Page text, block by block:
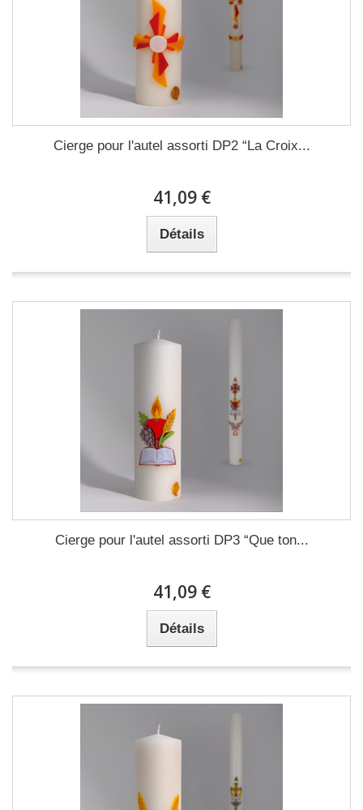
Cierge pour l'autel assorti DP2 “La Croix...
41,09 €
Détails
Cierge pour l'autel assorti DP3 “Que ton...
41,09 €
Détails